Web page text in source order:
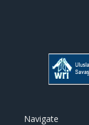
Navigate